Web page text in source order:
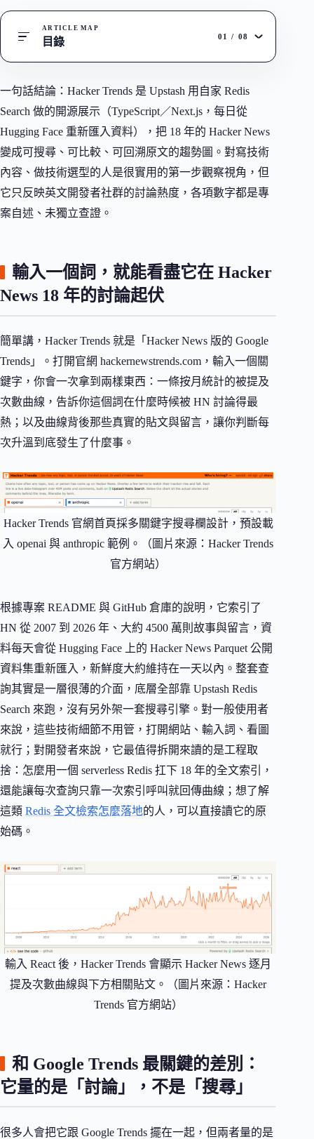
ARTICLE MAP
目錄 01 / 08
一句話結論：Hacker Trends 是 Upstash 用自家 Redis
Search 做的開源展示（TypeScript／Next.js，每日從
Hugging Face 重新匯入資料），把 18 年的 Hacker News
變成可搜尋、可比較、可回溯原文的趨勢圖。對寫技術
內容、做技術選型的人是很實用的第一步觀察視角，但
它只反映英文開發者社群的討論熱度，各項數字都是專
案自述、未獨立查證。
輸入一個詞，就能看盡它在 Hacker
News 18 年的討論起伏
簡單講，Hacker Trends 就是「Hacker News 版的 Google
Trends」。打開官網 hackernewstrends.com，輸入一個關
鍵字，你會一次拿到兩樣東西：一條按月統計的被提及
次數曲線，告訴你這個詞在什麼時候被 HN 討論得最
熱；以及曲線背後那些真實的貼文與留言，讓你判斷每
次升溫到底發生了什麼事。
Hacker Trends 官網首頁採多關鍵字搜尋欄設計，預設載
入 openai 與 anthropic 範例。（圖片來源：Hacker Trends
官方網站）
根據專案 README 與 GitHub 倉庫的說明，它索引了
HN 從 2007 到 2026 年、大約 4500 萬則故事與留言，資
料每天會從 Hugging Face 上的 Hacker News Parquet 公開
資料集重新匯入，新鮮度大約維持在一天以內。整套查
詢其實是一層很薄的介面，底層全部靠 Upstash Redis
Search 來跑，沒有另外架一套搜尋引擎。對一般使用者
來說，這些技術細節不用管，打開網站、輸入詞、看圖
就行；對開發者來說，它最值得拆開來讀的是工程取
捨：怎麼用一個 serverless Redis 扛下 18 年的全文索引，
還能讓每次查詢只靠一次索引呼叫就回傳曲線；想了解
這類 Redis 全文檢索怎麼落地的人，可以直接讀它的原
始碼。
輸入 React 後，Hacker Trends 會顯示 Hacker News 逐月
提及次數曲線與下方相關貼文。（圖片來源：Hacker
Trends 官方網站）
和 Google Trends 最關鍵的差別：
它量的是「討論」，不是「搜尋」
很多人會把它跟 Google Trends 擺在一起，但兩者量的是